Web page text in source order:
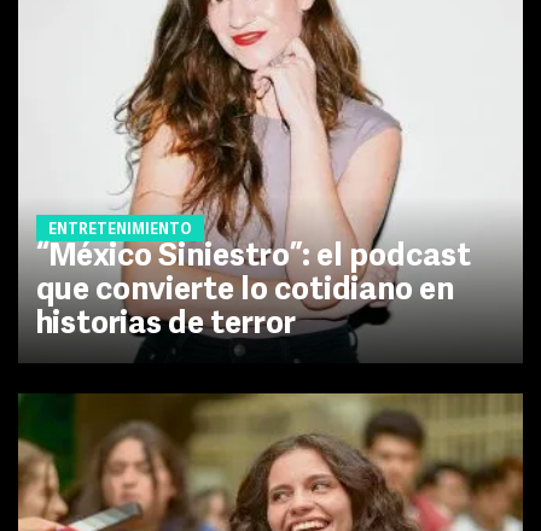
ENTRETENIMIENTO
“México Siniestro”: el podcast
que convierte lo cotidiano en
historias de terror